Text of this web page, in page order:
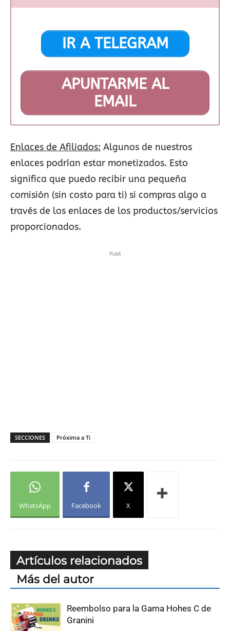
IR A TELEGRAM
APUNTARME AL
EMAIL
Enlaces de Afiliados: Algunos de nuestros
enlaces podrían estar monetizados. Esto
significa que puedo recibir una pequeña
comisión (sin costo para ti) si compras algo a
través de los enlaces de los productos/servicios
proporcionados.
Publi
SECCIONES Próxima a Ti
WhatsApp Facebook X
Artículos relacionados
Más del autor
Reembolso para la Gama Hohes C de
Granini